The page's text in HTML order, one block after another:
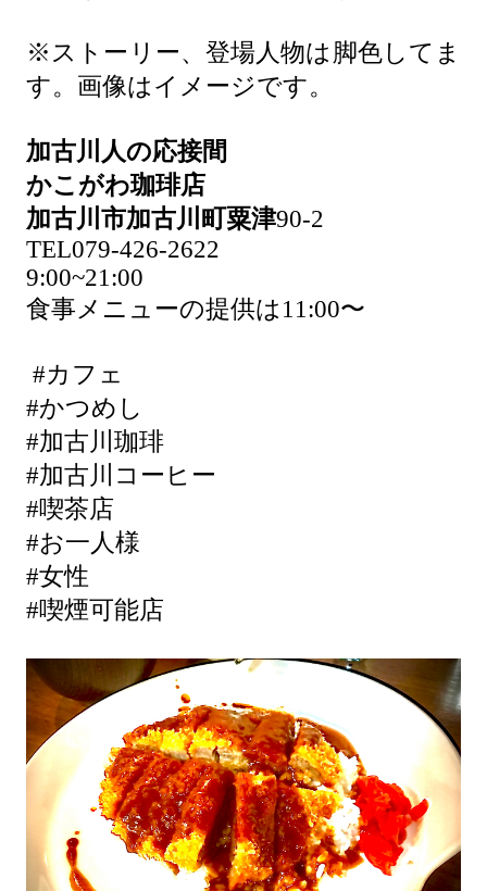
※ストーリー、登場人物は脚色してま
す。画像はイメージです。
加古川人の応接間
かこがわ珈琲店
加古川市加古川町粟津90-2
TEL079-426-2622
9:00~21:00
食事メニューの提供は11:00〜
#カフェ
#かつめし
#加古川珈琲
#加古川コーヒー
#喫茶店
#お一人様
#女性
#喫煙可能店